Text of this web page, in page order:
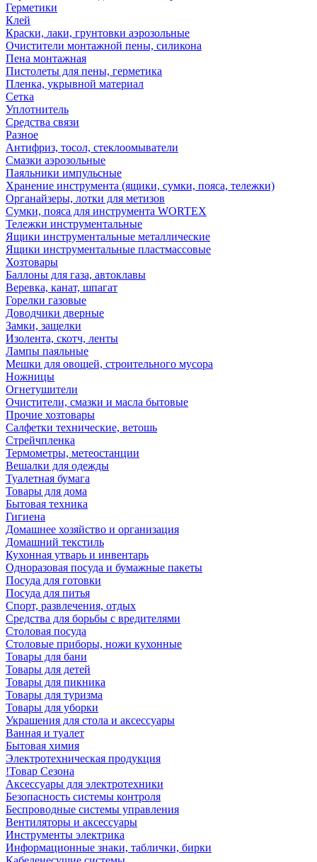
Герметики
Клей
Краски, лаки, грунтовки аэрозольные
Очистители монтажной пены, силикона
Пена монтажная
Пистолеты для пены, герметика
Пленка, укрывной материал
Сетка
Уплотнитель
Средства связи
Разное
Антифриз, тосол, стеклоомыватели
Смазки аэрозольные
Паяльники импульсные
Хранение инструмента (ящики, сумки, пояса, тележки)
Органайзеры, лотки для метизов
Сумки, пояса для инструмента WORTEX
Тележки инструментальные
Ящики инструментальные металлические
Ящики инструментальные пластмассовые
Хозтовары
Баллоны для газа, автоклавы
Веревка, канат, шпагат
Горелки газовые
Доводчики дверные
Замки, защелки
Изолента, скотч, ленты
Лампы паяльные
Мешки для овощей, строительного мусора
Ножницы
Огнетушители
Очистители, смазки и масла бытовые
Прочие хозтовары
Салфетки технические, ветошь
Стрейчпленка
Термометры, метеостанции
Вешалки для одежды
Туалетная бумага
Товары для дома
Бытовая техника
Гигиена
Домашнее хозяйство и организация
Домашний текстиль
Кухонная утварь и инвентарь
Одноразовая посуда и бумажные пакеты
Посуда для готовки
Посуда для питья
Спорт, развлечения, отдых
Средства для борьбы с вредителями
Столовая посуда
Столовые приборы, ножи кухонные
Товары для бани
Товары для детей
Товары для пикника
Товары для туризма
Товары для уборки
Украшения для стола и аксессуары
Ванная и туалет
Бытовая химия
Электротехническая продукция
!Товар Сезона
Аксессуары для электротехники
Безопасность системы контроля
Беспроводные системы управления
Вентиляторы и аксессуары
Инструменты электрика
Информационные знаки, таблички, бирки